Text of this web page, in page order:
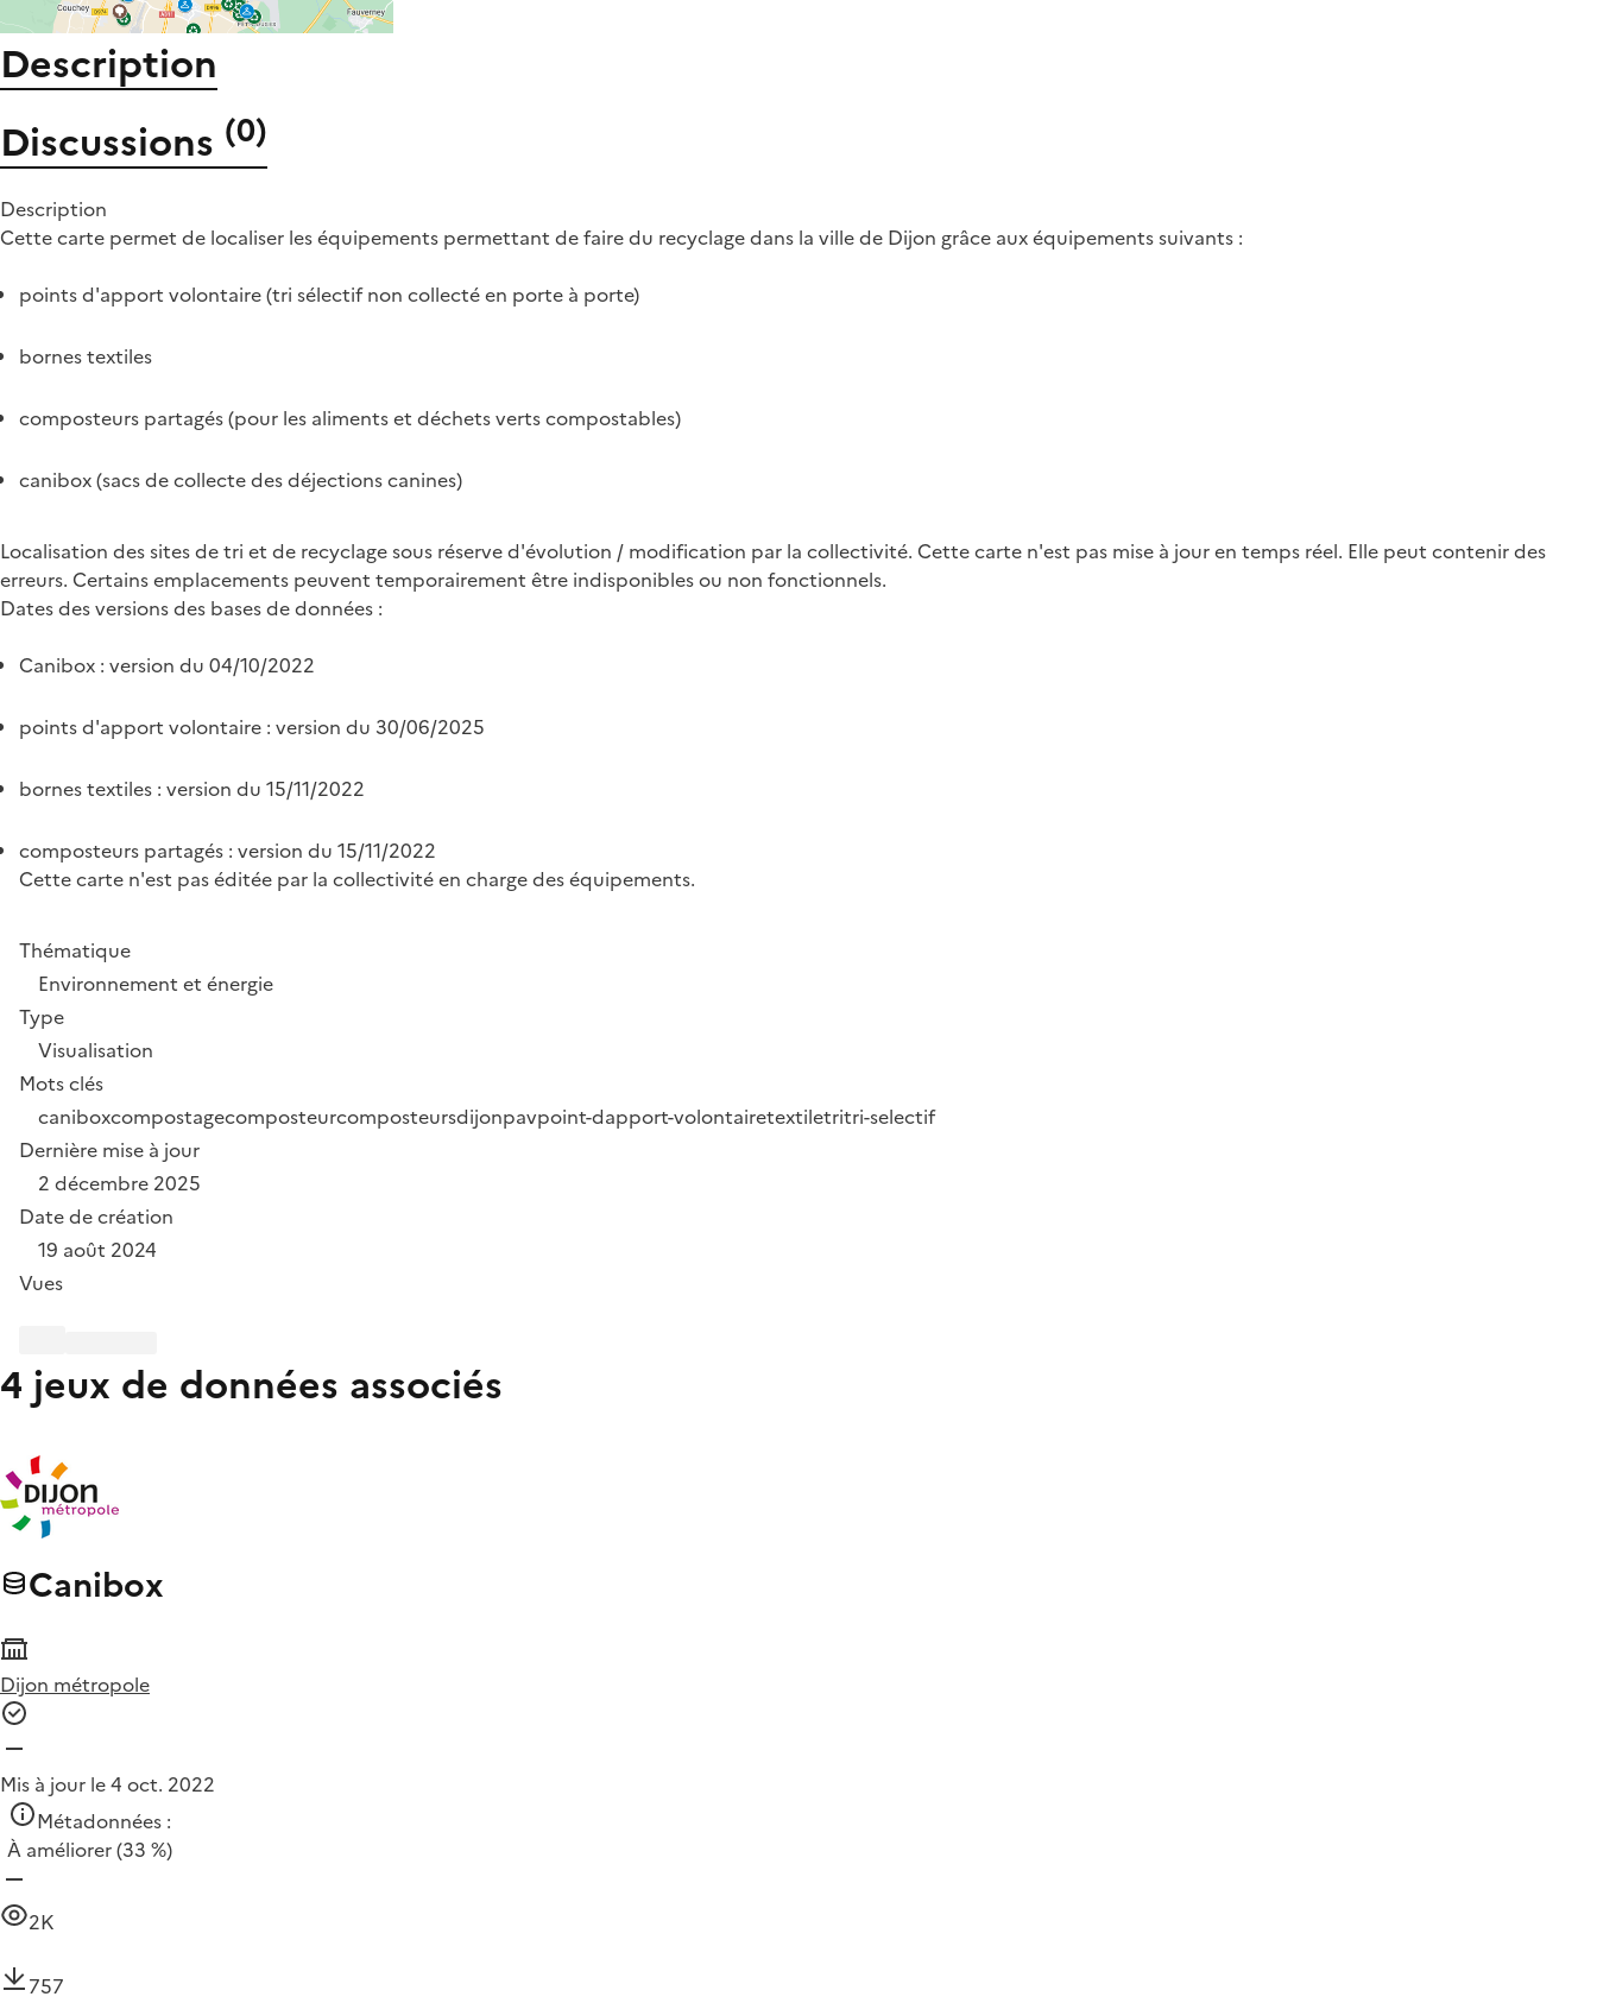
Description
Discussions (0)
Description
Cette carte permet de localiser les équipements permettant de faire du recyclage dans la ville de Dijon grâce aux équipements suivants :
points d'apport volontaire (tri sélectif non collecté en porte à porte)
bornes textiles
composteurs partagés (pour les aliments et déchets verts compostables)
canibox (sacs de collecte des déjections canines)
Localisation des sites de tri et de recyclage sous réserve d'évolution / modification par la collectivité. Cette carte n'est pas mise à jour en temps réel. Elle peut contenir des
erreurs. Certains emplacements peuvent temporairement être indisponibles ou non fonctionnels.
Dates des versions des bases de données :
Canibox : version du 04/10/2022
points d'apport volontaire : version du 30/06/2025
bornes textiles : version du 15/11/2022
composteurs partagés : version du 15/11/2022
Cette carte n'est pas éditée par la collectivité en charge des équipements.
Thématique
Environnement et énergie
Type
Visualisation
Mots clés
caniboxcompostagecomposteurcomposteursdijonpavpoint-dapport-volontairetextiletritri-selectif
Dernière mise à jour
2 décembre 2025
Date de création
19 août 2024
Vues
4 jeux de données associés
Canibox
Dijon métropole
Mis à jour le 4 oct. 2022
Métadonnées :
À améliorer(33 %)
2K
757